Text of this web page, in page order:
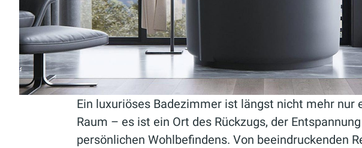
Ein luxuriöses Badezimmer ist längst nicht mehr nur
Raum – es ist ein Ort des Rückzugs, der
persönlichen Wohlbefindens. Von beeindruckenden